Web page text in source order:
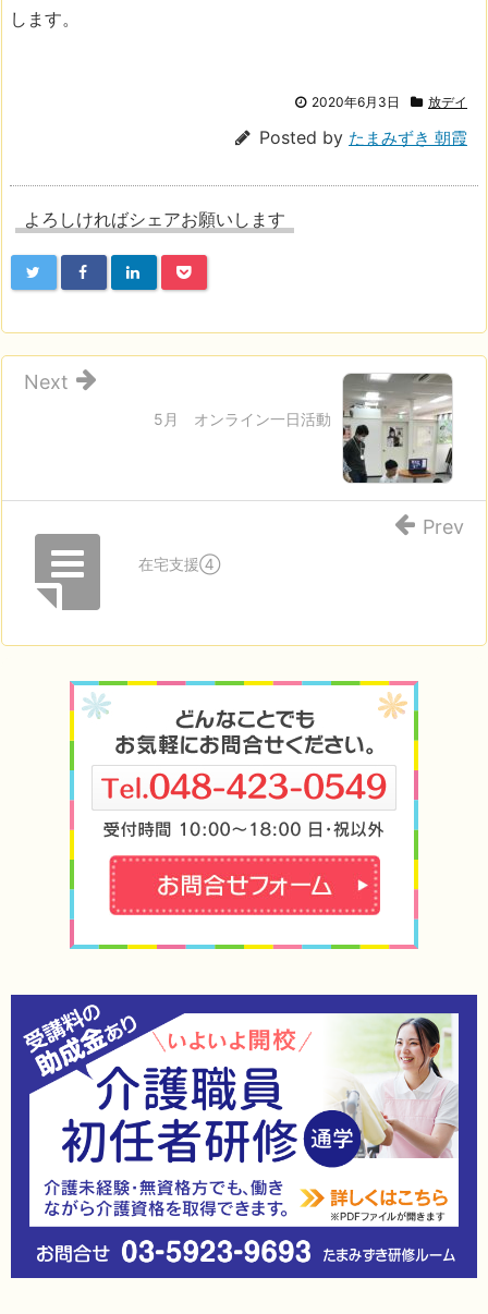
します。
2020年6月3日 放デイ
Posted by たまみずき 朝霞
よろしければシェアお願いします
5月 オンライン一日活動
Next
在宅支援④
Prev